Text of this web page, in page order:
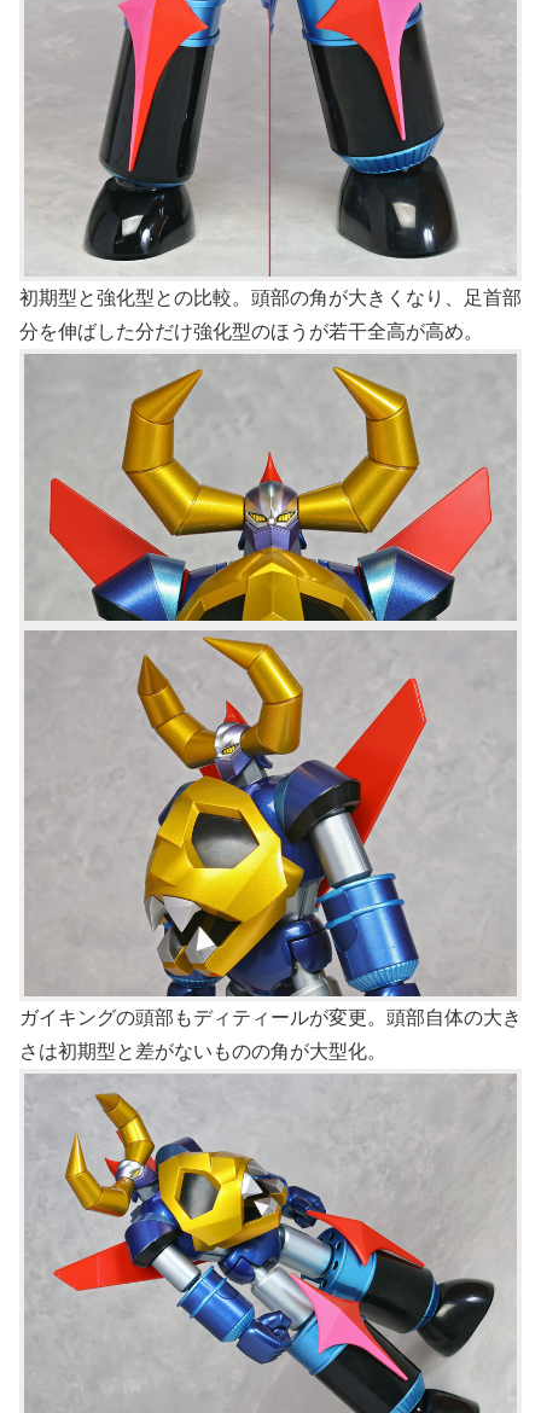
初期型と強化型との比較。頭部の角が大きくなり、足首部
分を伸ばした分だけ強化型のほうが若干全高が高め。
ガイキングの頭部もディティールが変更。頭部自体の大き
さは初期型と差がないものの角が大型化。